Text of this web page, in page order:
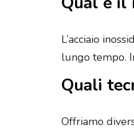
L’acciaio
lungo tempo.
Quali
Offriamo